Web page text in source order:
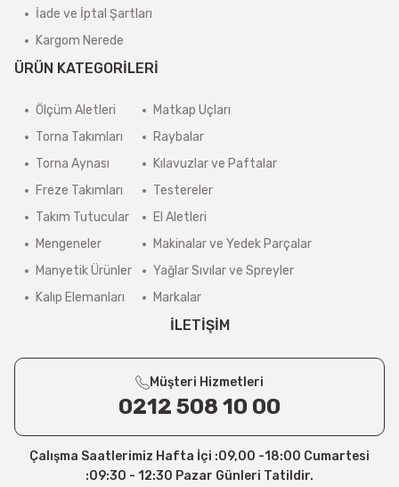
İade ve İptal Şartları
Kargom Nerede
ÜRÜN KATEGORİLERİ
Ölçüm Aletleri
Torna Takımları
Torna Aynası
Freze Takımları
Takım Tutucular
Mengeneler
Manyetik Ürünler
Kalıp Elemanları
Matkap Uçları
Raybalar
Kılavuzlar ve Paftalar
Testereler
El Aletleri
Makinalar ve Yedek Parçalar
Yağlar Sıvılar ve Spreyler
Markalar
İLETİŞİM
Müşteri Hizmetleri
0212 508 10 00
Çalışma Saatlerimiz Hafta İçi :09,00 -18:00 Cumartesi
:09:30 - 12:30 Pazar Günleri Tatildir.